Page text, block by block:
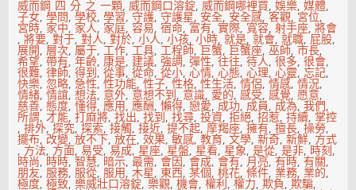
威而鋼 四 分 之 一顆,威而鋼口溶錠,威而鋼哪裡買,娛樂,媒體,
子女,學問,學校,學習,守護,守護星, 安全, 安全感,客觀, 宮位,
宮時, 家中, 家人, 家庭,容易,宿命, 富有,實際, 寬容,射手座,將會
,將要,對于,對人,對於,小人,小孩,小時,就是,就會,就職,屁股,
展開,層次,屬于,工作,工具,工程師,巨蟹,巨蟹座,巫師,市長,
希望,帶有,年齡,康是, 建議,強調,彈性,往往,待人,很多,很會,
很難,律師,得到,從事,從命,從小,心情,心態,心理,心靈,忘記,
快樂,忽略,急性,性功能,性子,性格,性生活,情侶,情感,情況,
情緒,情誼,想法, 意外, 意想不到, 意識, 愛的,感受,感覺,愿意,
慈善, 態度,懂得,應用,應酬,懶得,戀愛, 成功, 成員, 成為,我們,
所謂,才能,打麻將,找出,找到,找尋,投資,拒絕,招惹,持續,掌控
,排外,探究,探索,接觸,接近,提不起,摩羯座,擁有,擅長,操勞,
擺布, 改變,放不下,放在,效果,敏感,教育,文學,新奇,新鮮, 方式
, 方法, 方面,易受,易成, 星座, 星盤, 星看, 星象,是從,是非, 時刻,
時尚, 時時,智慧, 暗示,最需, 會因, 會成, 會有, 月亮,有時,有關,
朋友,服務,服從,服用,木星,東西,某個,桃花,條件, 業務, 業的,
極度,極致,樂威壯口溶錠,樂觀,機會,權利,權力,欺負,欺騙,